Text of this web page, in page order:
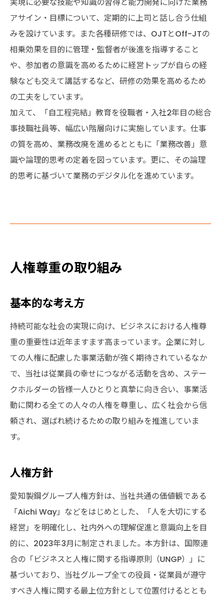
アサイン・目標について、定期的に上司と話し合う仕組
みを設けています。また各種研修では、OJTとOff-JTの
相乗効果を目的に管理・監督者が後進を指導すること
や、参加者の意識を高めるために経営トップが自らの経
験なども交えて講話するなど、研修の効果を高めるため
の工夫をしています。
加えて、「自工程完結」教育を役職者・入社2年目の総合
事技職社員等、幅広い階層向けに実施しています。仕事
の質を高め、業務改廃を進めるとともに「業務改善」意
識や論理的思考の定着を図っています。更に、その論理
的思考に基づいて業務のデジタル化を進めています。
人権尊重の取り組み
基本的な考え方
持続可能な社会の実現に向け、ビジネスにおける人権尊
重の重要性は近年ますます高まっています。企業に対し
ての人権に配慮した事業活動が強く期待されているなか
で、当社は従業員の幸せにつながる活動を含め、ステー
クホルダーの皆様一人ひとりと真摯に向き合い、事業活
動に関わる全ての人々の人権を尊重し、広く社会から信
頼され、選ばれ続けるための取り組みを推進していま
す。
人権方針
愛知製鋼グループ人権方針は、当社共通の価値観である
「Aichi Way」などをはじめとした、「人を大切にする
経営」を明確化し、社内外への理解促進と意識向上を目
的に、2023年3月に制定されました。本方針は、国際連
合の「ビジネスと人権に関する指導原則（UNGP）」に
基づいており、当社グループ全ての役員・従業員が遵守
すべき人権に関する最上位方針として位置付けるととも